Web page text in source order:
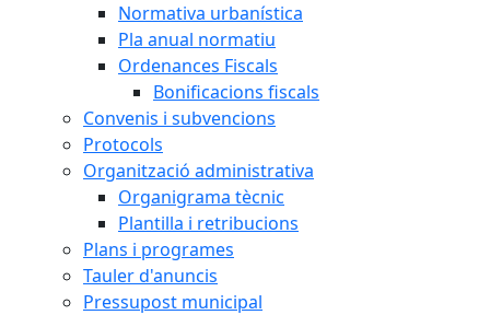
Normativa urbanística
Pla anual normatiu
Ordenances Fiscals
Bonificacions fiscals
Convenis i subvencions
Protocols
Organització administrativa
Organigrama tècnic
Plantilla i retribucions
Plans i programes
Tauler d'anuncis
Pressupost municipal